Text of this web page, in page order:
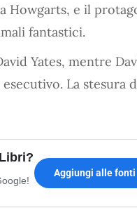
Howgarts, e il
fantastici.
Yates, mentre
La stesura
Aggiungi alle